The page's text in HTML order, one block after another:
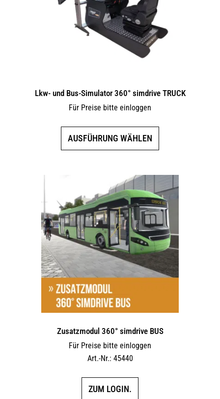
Lkw- und Bus-Simulator 360° simdrive TRUCK
Für Preise bitte einloggen
AUSFÜHRUNG WÄHLEN
auf.
Die
Optionen
können
auf
der
Produktseite
Zusatzmodul 360° simdrive BUS
Für Preise bitte einloggen
Art.-Nr.: 45440
ZUM LOGIN.